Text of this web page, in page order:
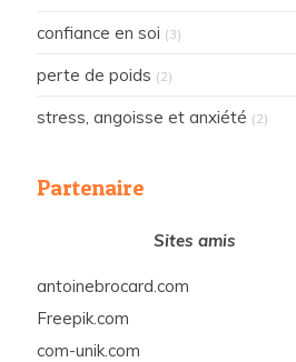
confiance en soi (3)
perte de poids (2)
stress, angoisse et anxiété (2)
Partenaire
Sites amis
antoinebrocard.com
Freepik.com
com-unik.com